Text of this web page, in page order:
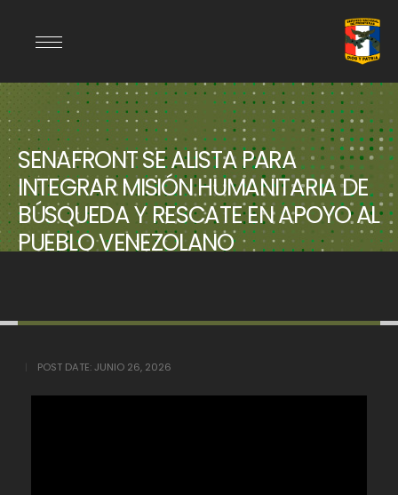
SENAFRONT SE ALISTA PARA
INTEGRAR MISIÓN HUMANITARIA DE
BÚSQUEDA Y RESCATE EN APOYO AL
PUEBLO VENEZOLANO
POST DATE:JUNIO 26, 2026